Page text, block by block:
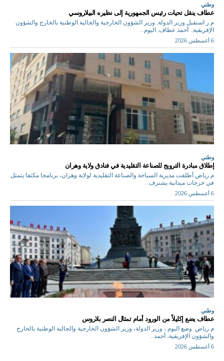
وطني
عطاف ينقل تحيات رئيس الجمهورية إلى نظيره البيلاروسي
م.ر استقبل وزير الدولة, وزير الشؤون الخارجية والجالية الوطنية بالخارج والشؤون
الإفريقية, أحمد عطاف, اليوم...
6 أغسطس 2026
وطني
إطلاق مبادرة الترويج للصناعة التقليدية في فنادق ولاية وهران
م.رياض أطلقت مديرية السياحة والصناعة التقليدية لولاية وهران، برنامجا مكثفا يتمثل
في خرجات ميدانية يشىرف...
6 أغسطس 2026
وطني
عطاف يضع إكليلاً من الورود أمام تمثال النصر بلاروس
م.رياض وضع اليوم ، وزير الدولة، وزير الشؤون الخارجية والجالية الوطنية بالخارج
والشؤون الإفريقية، أحمد...
6 أغسطس 2026